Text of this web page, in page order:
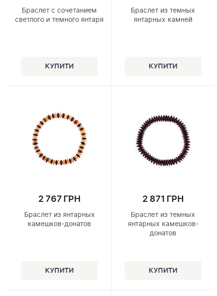
Браслет с сочетанием
светлого и темного янтаря
Браслет из темных
янтарных камней
2 767 ГРН
Браслет из янтарных
камешков-донатов
2 871 ГРН
Браслет из темных
янтарных камешков-
донатов